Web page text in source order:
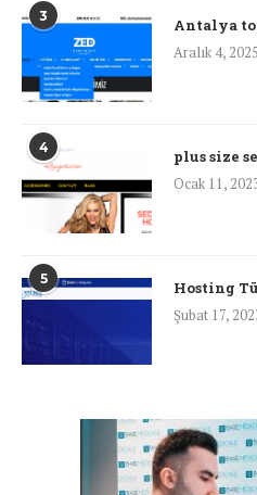
3
Antalya
Aralık 4, 2025
4
plus size
Ocak 11,
5
Hosting
Şubat 17,